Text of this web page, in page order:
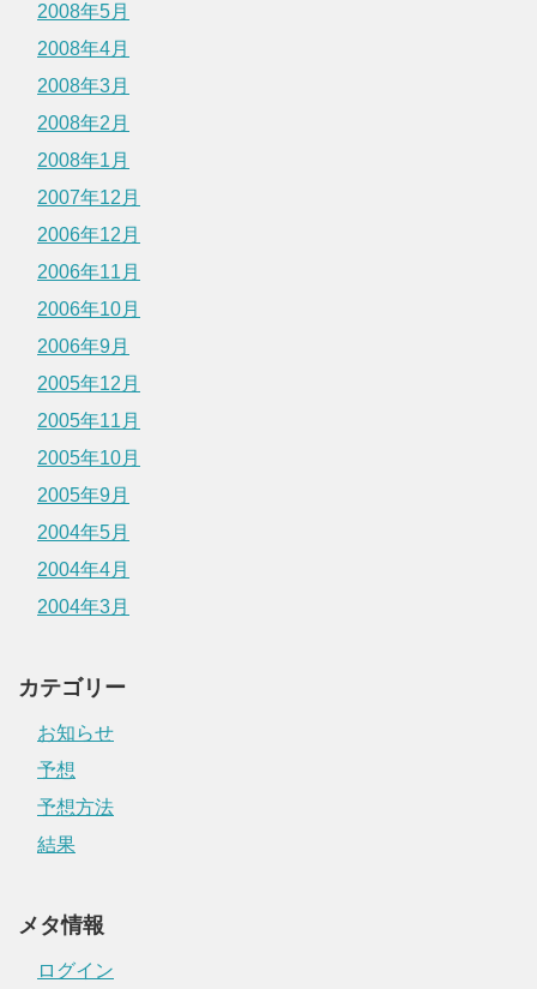
2008年5月
2008年4月
2008年3月
2008年2月
2008年1月
2007年12月
2006年12月
2006年11月
2006年10月
2006年9月
2005年12月
2005年11月
2005年10月
2005年9月
2004年5月
2004年4月
2004年3月
カテゴリー
お知らせ
予想
予想方法
結果
メタ情報
ログイン